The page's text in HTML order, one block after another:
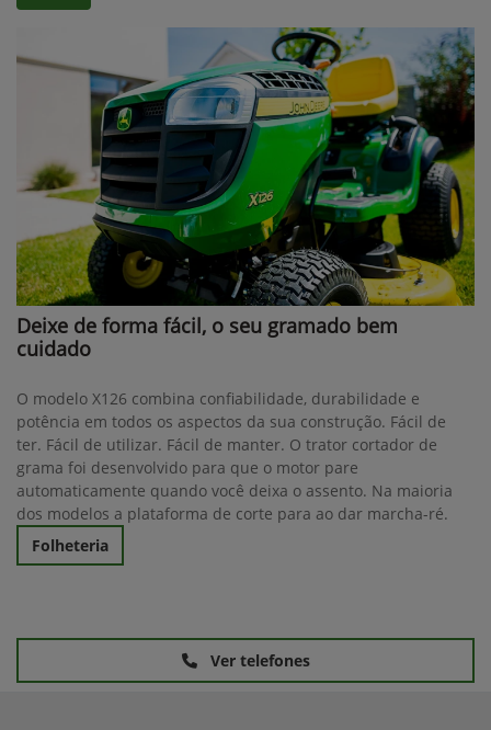
Deixe de forma fácil, o seu gramado bem
cuidado
O modelo X126 combina confiabilidade, durabilidade e
potência em todos os aspectos da sua construção. Fácil de
ter. Fácil de utilizar. Fácil de manter. O trator cortador de
grama foi desenvolvido para que o motor pare
automaticamente quando você deixa o assento. Na maioria
dos modelos a plataforma de corte para ao dar marcha-ré.
Folheteria
Ver telefones